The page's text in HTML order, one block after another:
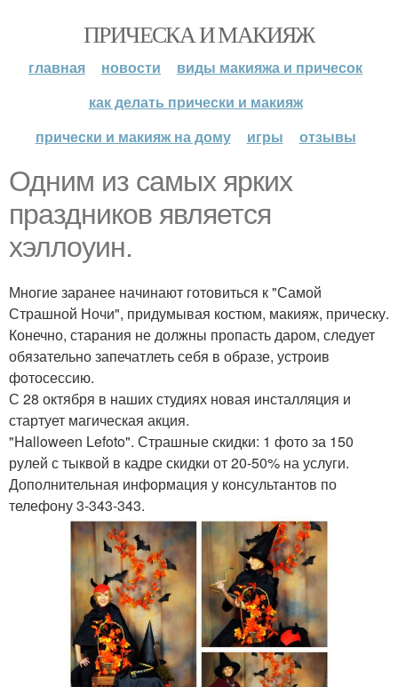
ПРИЧЕСКА И МАКИЯЖ
главная новости
виды макияжа и причесок
как делать прически и макияж
прически и макияж на дому
игры отзывы
Одним из самых ярких
праздников является
хэллоуин.
Многие заранее начинают готовиться к "Самой
Страшной Ночи", придумывая костюм, макияж, прическу.
Конечно, старания не должны пропасть даром, следует
обязательно запечатлеть себя в образе, устроив
фотосессию.
С 28 октября в наших студиях новая инсталляция и
стартует магическая акция.
"Halloween Lefoto". Страшные скидки: 1 фото за 150
рулей с тыквой в кадре скидки от 20-50% на услуги.
Дополнительная информация у консультантов по
телефону 3-343-343.